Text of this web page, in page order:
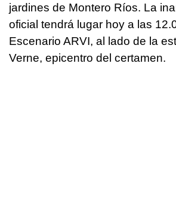
jardines de Montero Ríos. La
oficial tendrá lugar hoy a las
Escenario ARVI, al lado de la
Verne, epicentro del certamen.